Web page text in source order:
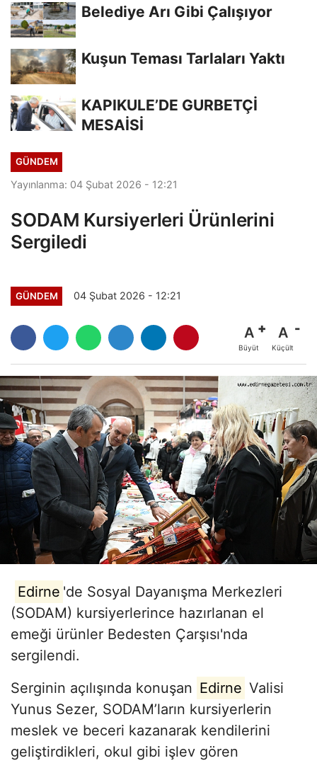
Belediye Arı Gibi Çalışıyor
Kuşun Teması Tarlaları Yaktı
KAPIKULE’DE GURBETÇİ
MESAİSİ
GÜNDEM
Yayınlanma: 04 Şubat 2026 - 12:21
SODAM Kursiyerleri Ürünlerini
Sergiledi
GÜNDEM 04 Şubat 2026 - 12:21
A
Büyüt
A
Küçült
Edirne 'de Sosyal Dayanışma Merkezleri
(SODAM) kursiyerlerince hazırlanan el
emeği ürünler Bedesten Çarşısı'nda
sergilendi.
Serginin açılışında konuşan Edirne Valisi
Yunus Sezer, SODAM’ların kursiyerlerin
meslek ve beceri kazanarak kendilerini
geliştirdikleri, okul gibi işlev gören